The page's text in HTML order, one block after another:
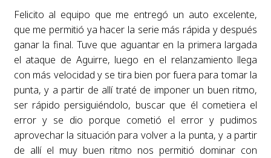
Felicito al equipo que me entregó un auto excelente,
que me permitió ya hacer la serie más rápida y después
ganar la final. Tuve que aguantar en la primera largada
el ataque de Aguirre, luego en el relanzamiento llega
con más velocidad y se tira bien por fuera para tomar la
punta, y a partir de allí traté de imponer un buen ritmo,
ser rápido persiguiéndolo, buscar que él cometiera el
error y se dio porque cometió el error y pudimos
aprovechar la situación para volver a la punta, y a partir
de allí el muy buen ritmo nos permitió dominar con